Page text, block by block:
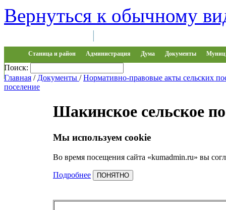
Вернуться к обычному
|
Станица и район Администрация Дума Документы Муниц
Обращения
Поиск:
Главная / Документы /Нормативно-правовые акты сельских
поселение
Шакинское сельское
Мы используем cookie
Во время посещения сайта «kumadmin.ru» вы
Подробнее ПОНЯТНО